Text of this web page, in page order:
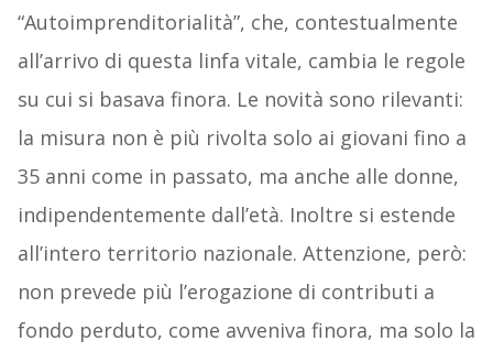
“Autoimprenditorialità”, che, contestualmente
all’arrivo di questa linfa vitale, cambia le regole
su cui si basava finora. Le novità sono rilevanti:
la misura non è più rivolta solo ai giovani fino a
35 anni come in passato, ma anche alle donne,
indipendentemente dall’età. Inoltre si estende
all’intero territorio nazionale. Attenzione, però:
non prevede più l’erogazione di contributi a
fondo perduto, come avveniva finora, ma solo la